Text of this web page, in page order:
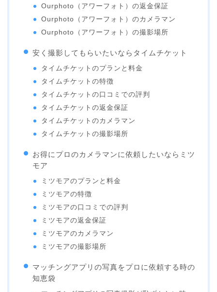
Ourphoto（アワーフォト）の返金保証
Ourphoto（アワーフォト）のカメラマン
Ourphoto（アワーフォト）の撮影場所
安く撮影してもらいたいならタイムチケット
タイムチケットのプランと料金
タイムチケットの特徴
タイムチケットの口コミでの評判
タイムチケットの返金保証
タイムチケットのカメラマン
タイムチケットの撮影場所
お得にプロのカメラマンに依頼したいならミツ
モア
ミツモアのプランと料金
ミツモアの特徴
ミツモアの口コミでの評判
ミツモアの返金保証
ミツモアのカメラマン
ミツモアの撮影場所
マッチングアプリの写真をプロに依頼する時の
知恵袋